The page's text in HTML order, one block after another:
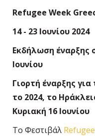
Refugee Week
14 - 23 Ιουνίου 2024
Εκδήλωση έναρξης
Ιουνίου
Γιορτή έναρξης
το 2024, το
Κυριακή 16 Ιουνίου
Το Φεστιβάλ